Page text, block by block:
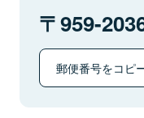
959-
郵便番号をコピ